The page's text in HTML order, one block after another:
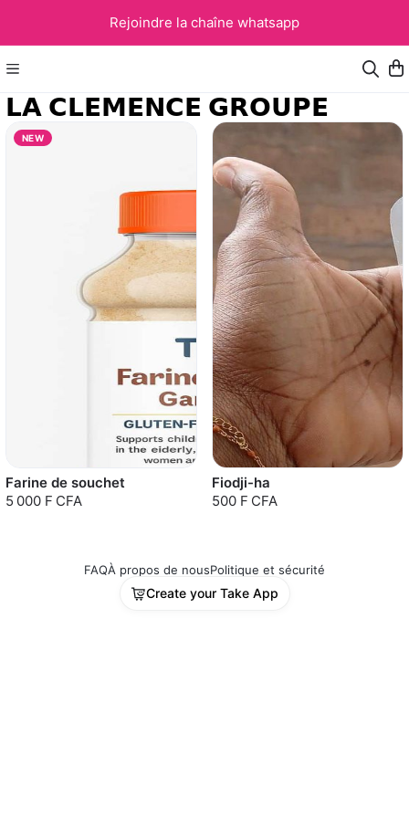
Rejoindre la chaîne whatsapp
𝗟𝗔 𝗖𝗟𝗘𝗠𝗘𝗡𝗖𝗘 𝗚𝗥𝗢𝗨𝗣𝗘
NEW
Farine de souchet
5 000 F CFA
Fiodji-ha
500 F CFA
FAQÀ propos de nousPolitique et sécurité
Create your Take App